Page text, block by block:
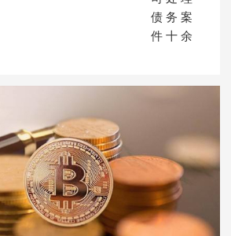
托人造
成麻
烦。
债务案
件十余
年除了
个别极
端案件
辜负客